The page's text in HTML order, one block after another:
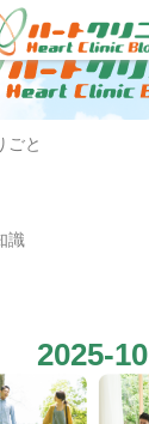
ごと
識
2025-10